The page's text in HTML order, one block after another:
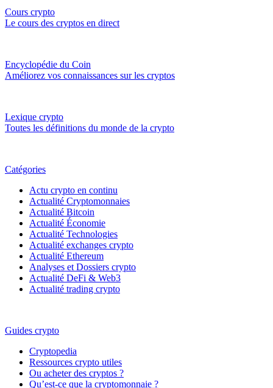
Cours crypto
Le cours des cryptos en direct
Encyclopédie du Coin
Améliorez vos connaissances sur les cryptos
Lexique crypto
Toutes les définitions du monde de la crypto
Catégories
Actu crypto en continu
Actualité Cryptomonnaies
Actualité Bitcoin
Actualité Économie
Actualité Technologies
Actualité exchanges crypto
Actualité Ethereum
Analyses et Dossiers crypto
Actualité DeFi & Web3
Actualité trading crypto
Guides crypto
Cryptopedia
Ressources crypto utiles
Ou acheter des cryptos ?
Qu’est-ce que la cryptomonnaie ?